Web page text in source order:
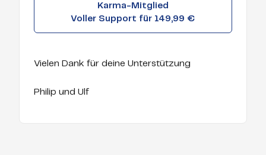
Karma-Mitglied
Voller Support für 149,99 €
Vielen Dank für deine Unterstützung
Philip und Ulf